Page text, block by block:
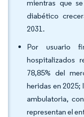
mientras que
diabético
2031.
Por usuario
hospitalizados
78,85% del
heridas en
ambulatoria,
representan el